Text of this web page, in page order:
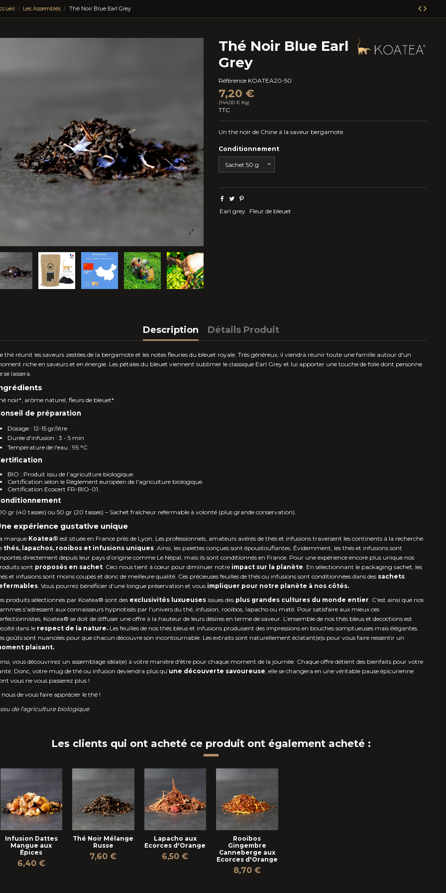
Les Assemblés Thé Noir Blue Earl Grey
Thé Noir Blue Earl
Grey
Référence KOATEA20-50
7,20 €
(144,00 € Kg)
TTC
Un thé noir de Chine à la saveur bergamote.
Conditionnement
Earl grey Fleur de bleuet
Description Détails Produit
thé réunit les saveurs zestées de la bergamote et les notes fleuries du bleuet royale. Très généreux, il viendra réunir toute une famille autour d'un
riche en saveurs et en énergie. Les pétales du bleuet viennent sublimer le classique Earl Grey et lui apporter une touche de folie dont personne
se lassera.
noir*, arôme naturel, fleurs de bleuet*.
de préparation
Dosage : 12-15 gr/litre
Durée d'infusion : 3 - 5 min
Température de l'eau : 95 °C
BIO : Produit issu de l’agriculture biologique.
Certification selon le Règlement européen de l'agriculture biologique.
Certification Ecocert FR-BIO-01.
gr (40 tasses) ou 50 gr (20 tasses) – Sachet fraîcheur refermable à volonté (plus grande conservation).
expérience gustative unique
marque Koatea® est située en France près de Lyon. Les professionnels, amateurs avérés de thés et infusions traversent les continents à la recherche
thés, lapachos, rooibos et infusions uniques. Ainsi, les palettes conçues sont époustouflantes. Évidemment, les thés et infusions sont
directement depuis leur pays d’origine comme Le Népal, mais ils sont conditionnés en France. Pour une expérience encore plus unique nos
sont proposés en sachet. Ceci nous tient à cœur pour diminuer notre impact sur la planète . En sélectionnant le packaging sachet, les
et infusions sont moins coupés et donc de meilleure qualité. Ces précieuses feuilles de thés ou infusions sont conditionnées dans des sachets
. Vous pourrez bénéficier d’une longue préservation et vous impliquer pour notre planète à nos côtés.
produits sélectionnés par Koatea® sont des exclusivités luxueusesissues des plus grandes cultures du monde entier. C'est ainsi que nos
s'adressent aux connaisseurs hypnotisés par l'univers du thé, infusion, rooibos, lapacho ou maté. Pour satisfaire aux mieux ces
Koatea® se doit de diffuser une offre à la hauteur de leurs désires en terme de saveur. L’ensemble de nos thés bleus et decoctions est
dans le respect de la nature.Les feuilles de nos thés bleus et infusions produisent des impressions en bouches somptueuses mais élégantes.
goûts sont nuancées pour que chacun découvre son incontournable. Les extraits sont naturellement éclatant(e)s pour vous faire ressentir un
plaisant.
vous découvrirez un assemblage idéal(e) à votre manière d'être pour chaque moment de la journée. Chaque offre détient des bienfaits pour votre
Donc, votre mug de thé ou infusion deviendra plus qu’une découverte savoureuse , elle se changera en une véritable pause épicurienne
vous ne vous passerez plus !
nous de vous faire apprécier le thé !
de l'agriculture biologique
Les clients qui ont acheté ce produit ont également acheté :
Infusion Dattes
Mangue aux
Épices
6,40 €
Thé Noir Mélange
Russe
7,60 €
Lapacho aux
Ecorces d'Orange
6,50 €
Rooibos
Gingembre
Canneberge aux
Ecorces d'Orange
8,70 €